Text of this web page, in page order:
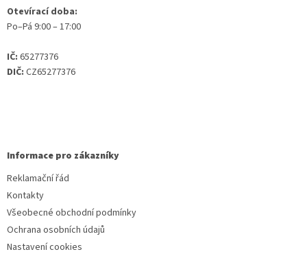
Otevírací doba:
Po–Pá 9:00 – 17:00
IČ: 65277376
DIČ: CZ65277376
Informace pro zákazníky
Reklamační řád
Kontakty
Všeobecné obchodní podmínky
Ochrana osobních údajů
Nastavení cookies